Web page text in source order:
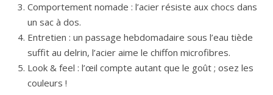
Comportement nomade : l’acier résiste aux chocs dans
un sac à dos.
Entretien : un passage hebdomadaire sous l’eau tiède
suffit au delrin, l’acier aime le chiffon microfibres.
Look & feel : l’œil compte autant que le goût ; osez les
couleurs !